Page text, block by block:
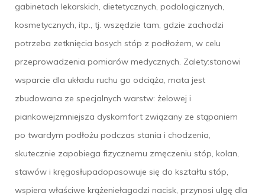
gabinetach lekarskich, dietetycznych, podologicznych,
kosmetycznych, itp., tj. wszędzie tam, gdzie zachodzi
potrzeba zetknięcia bosych stóp z podłożem, w celu
przeprowadzenia pomiarów medycznych. Zalety:stanowi
wsparcie dla układu ruchu go odciąża, mata jest
zbudowana ze specjalnych warstw: żelowej i
piankowejzmniejsza dyskomfort związany ze stąpaniem
po twardym podłożu podczas stania i chodzenia,
skutecznie zapobiega fizycznemu zmęczeniu stóp, kolan,
stawów i kręgosłupadopasowuje się do kształtu stóp,
wspiera właściwe krążeniełagodzi nacisk, przynosi ulgę dla